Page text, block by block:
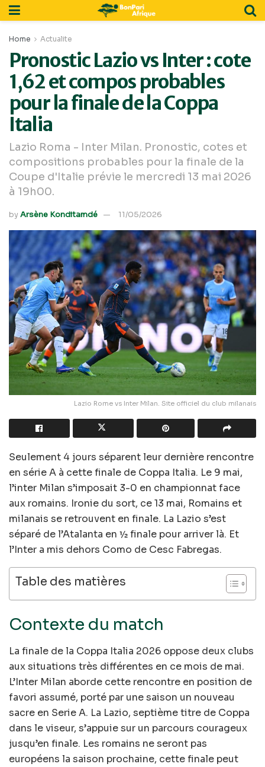
Home Actualite
Pronostic Lazio vs Inter : cote
1,62 et compos probables
pour la finale de la Coppa
Italia
Lazio Roma - Inter Milan. Pronostic, cotes et
compositions probables pour la finale de la
Coupe d'Italie prévie le mercredi 13 mai 2026
à 19h00.
byArsène Konditamdé 11/05/2026
Lazio Rome vs Inter Milan. Site officiel du club milanais
Seulement 4 jours séparent leur dernière rencontre
en série A à cette finale de Coppa Italia. Le 9 mai,
l’inter Milan s’imposait 3-0 en championnat face
aux romains. Ironie du sort, ce 13 mai, Romains et
milanais se retrouvent en finale. La Lazio s’est
séparé de l’Atalanta en ½ finale pour arriver là. Et
l’Inter a mis dehors Como de Cesc Fabregas.
Table des matières
Contexte du match
La finale de la Coppa Italia 2026 oppose deux clubs
aux situations très différentes en ce mois de mai.
L’Inter Milan aborde cette rencontre en position de
favori assumé, porté par une saison un nouveau
sacre en Serie A. La Lazio, septième titre de Coppa
dans le viseur, s’appuie sur un parcours courageux
jusqu’en finale. Les romains ne seront pas
européens la saison prochaine, cette finale peut